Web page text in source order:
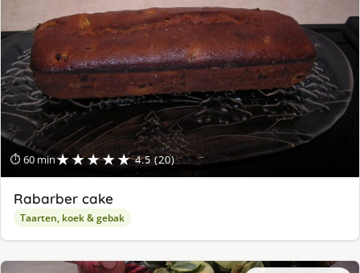
⏱ 60 min★★★★★ 4.5 (20)
Rabarber cake
Taarten, koek & gebak